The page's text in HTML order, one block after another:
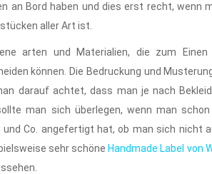
an Bord haben und dies erst recht, wenn
aller Art ist.
arten und Materialien, die zum
können. Die Bedruckung und
darauf achtet, dass man je nach
man sich überlegen, wenn man
und Co. angefertigt hat, ob man sich nicht
sehr schöne Handmade Label von